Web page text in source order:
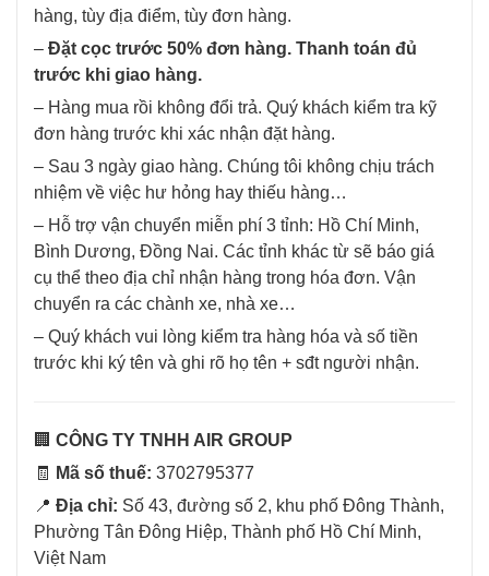
hàng, tùy địa điểm, tùy đơn hàng.
– Đặt cọc trước 50% đơn hàng. Thanh toán đủ
trước khi giao hàng.
– Hàng mua rồi không đổi trả. Quý khách kiểm tra kỹ
đơn hàng trước khi xác nhận đặt hàng.
– Sau 3 ngày giao hàng. Chúng tôi không chịu trách
nhiệm về việc hư hỏng hay thiếu hàng…
– Hỗ trợ vận chuyển miễn phí 3 tỉnh: Hồ Chí Minh,
Bình Dương, Đồng Nai. Các tỉnh khác từ sẽ báo giá
cụ thể theo địa chỉ nhận hàng trong hóa đơn. Vận
chuyển ra các chành xe, nhà xe…
– Quý khách vui lòng kiểm tra hàng hóa và số tiền
trước khi ký tên và ghi rõ họ tên + sđt người nhận.
🏢 CÔNG TY TNHH AIR GROUP
🧾
Mã số thuế: 3702795377
📍 Địa chỉ: Số 43, đường số 2, khu phố Đông Thành,
Phường Tân Đông Hiệp, Thành phố Hồ Chí Minh,
Việt Nam